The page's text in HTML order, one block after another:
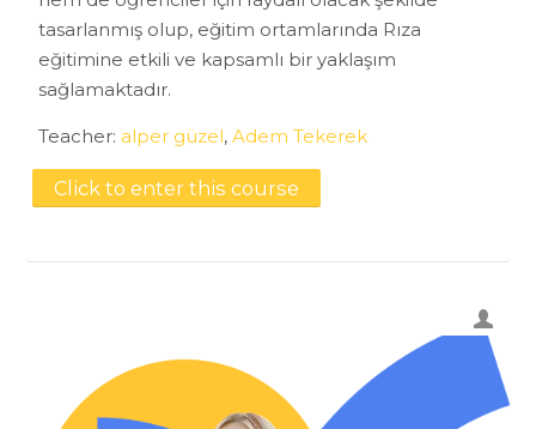
tasarlanmış olup, eğitim ortamlarında Rıza
eğitimine etkili ve kapsamlı bir yaklaşım
sağlamaktadır.
Teacher: alper güzel,Adem Tekerek
Click to enter this course